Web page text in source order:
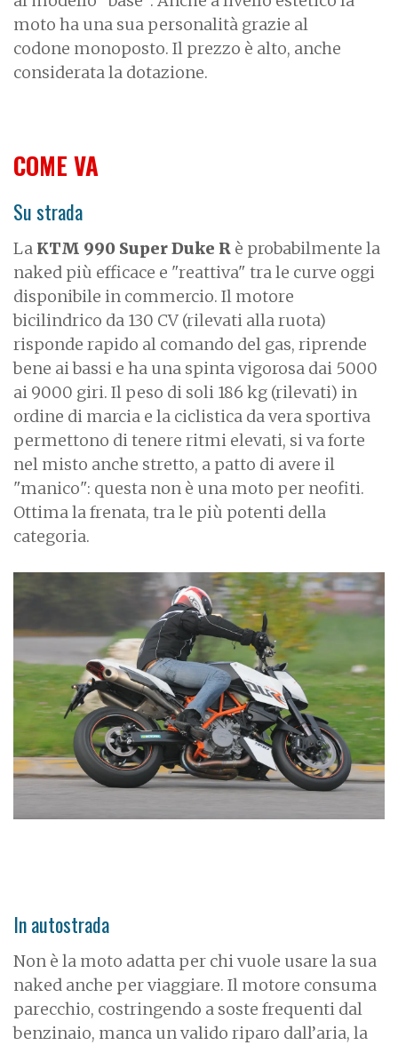
moto ha una sua personalità grazie al
codone monoposto. Il prezzo è alto, anche
considerata la dotazione.
COME VA
Su strada
La KTM 990 Super Duke R è probabilmente la
naked più efficace e "reattiva" tra le curve oggi
disponibile in commercio. Il motore
bicilindrico da 130 CV (rilevati alla ruota)
risponde rapido al comando del gas, riprende
bene ai bassi e ha una spinta vigorosa dai 5000
ai 9000 giri. Il peso di soli 186 kg (rilevati) in
ordine di marcia e la ciclistica da vera sportiva
permettono di tenere ritmi elevati, si va forte
nel misto anche stretto, a patto di avere il
"manico": questa non è una moto per neofiti.
Ottima la frenata, tra le più potenti della
categoria.
In autostrada
Non è la moto adatta per chi vuole usare la sua
naked anche per viaggiare. Il motore consuma
parecchio, costringendo a soste frequenti dal
benzinaio, manca un valido riparo dall’aria, la